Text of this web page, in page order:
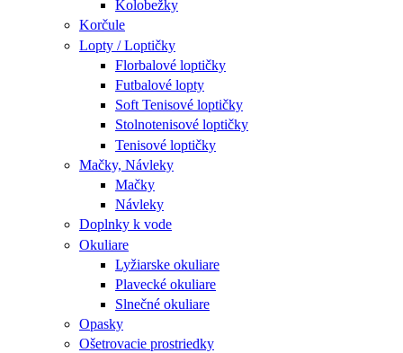
Kolobežky
Korčule
Lopty / Loptičky
Florbalové loptičky
Futbalové lopty
Soft Tenisové loptičky
Stolnotenisové loptičky
Tenisové loptičky
Mačky, Návleky
Mačky
Návleky
Doplnky k vode
Okuliare
Lyžiarske okuliare
Plavecké okuliare
Slnečné okuliare
Opasky
Ošetrovacie prostriedky